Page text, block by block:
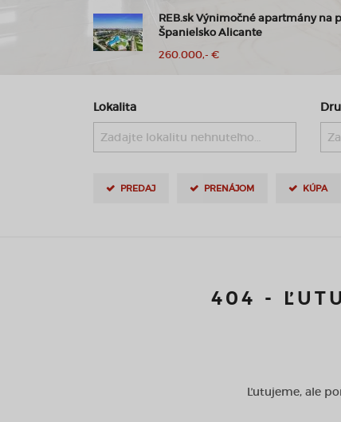
REB.sk Výnimočné apartmány na
Španielsko Alicante
260.000,- €
Lokalita
Zadajte lokalitu nehnuteľnosti ..
PREDAJ PRENÁJOM KÚPA
404 -
Ľutujeme, ale